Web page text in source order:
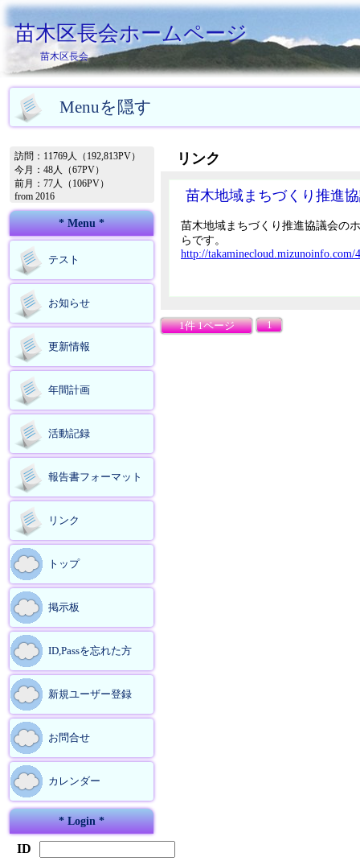
苗木区長会ホームページ
苗木区長会
Menuを隠す
訪問：11769人（192,813PV）
今月：48人（67PV）
前月：77人（106PV）
from 2016
* Menu *
テスト
お知らせ
更新情報
年間計画
活動記録
報告書フォーマット
リンク
トップ
掲示板
ID,Passを忘れた方
新規ユーザー登録
お問合せ
カレンダー
* Login *
ID
リンク
苗木地域まちづくり推進
苗木地域まちづくり推進協議会の
らです。
http://
1件 1ページ 1